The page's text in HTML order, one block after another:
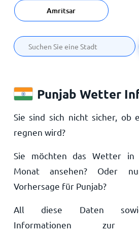
Amritsar
Punjab Wetter
Sie sind sich nicht sicher, ob
regnen wird?
Sie möchten das Wetter in
Monat ansehen? Oder
Vorhersage für Punjab?
All diese Daten
Informationen zur